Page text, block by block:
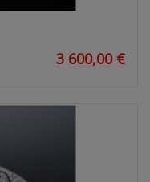
3 600,00 €